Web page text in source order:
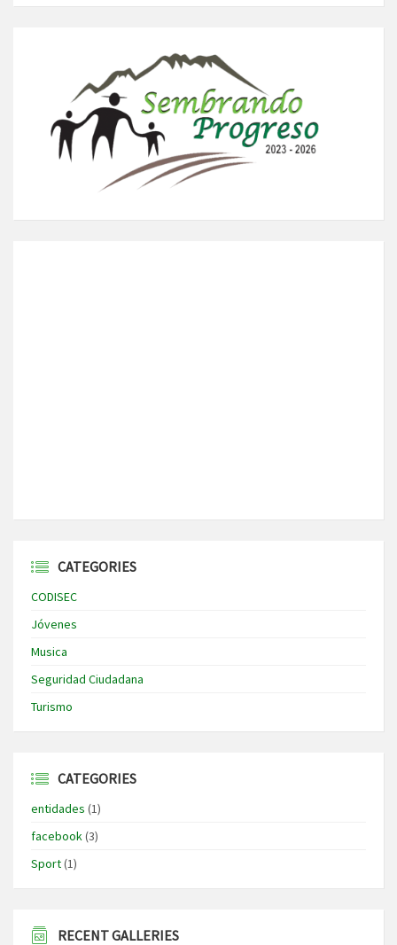
CATEGORIES
CODISEC
Jóvenes
Musica
Seguridad Ciudadana
Turismo
CATEGORIES
entidades (1)
facebook(3)
Sport(1)
RECENT GALLERIES